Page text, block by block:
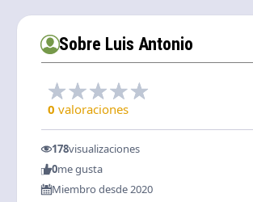
Sobre Luis Antonio
0 valoraciones
178visualizaciones
0me gusta
Miembro desde 2020